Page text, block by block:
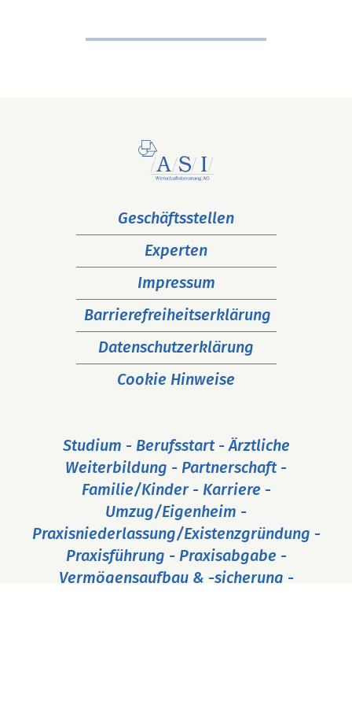
überspringen
Geschäftsstellen
Experten
Impressum
Barrierefreiheitserklärung
Datenschutzerklärung
Cookie Hinweise
Studium - Berufsstart - Ärztliche
Weiterbildung - Partnerschaft -
Familie/Kinder - Karriere -
Umzug/Eigenheim -
Praxisniederlassung/Existenzgründung -
Praxisführung - Praxisabgabe -
Vermögensaufbau & -sicherung -